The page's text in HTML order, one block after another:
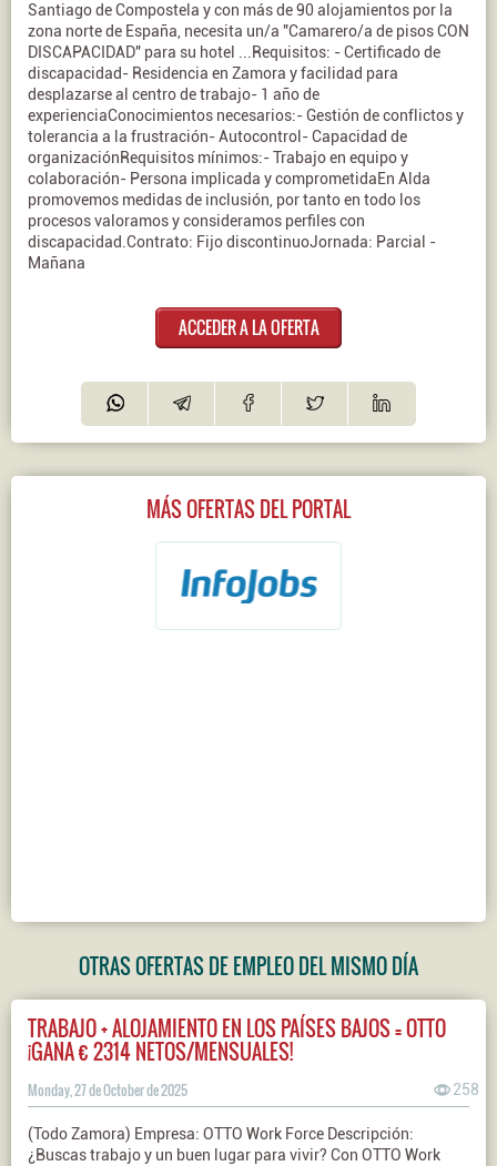
Santiago de Compostela y con más de 90 alojamientos por la
zona norte de España, necesita un/a "Camarero/a de pisos CON
DISCAPACIDAD" para su hotel ...Requisitos: - Certificado de
discapacidad- Residencia en Zamora y facilidad para
desplazarse al centro de trabajo- 1 año de
experienciaConocimientos necesarios:- Gestión de conflictos y
tolerancia a la frustración- Autocontrol- Capacidad de
organizaciónRequisitos mínimos:- Trabajo en equipo y
colaboración- Persona implicada y comprometidaEn Alda
promovemos medidas de inclusión, por tanto en todo los
procesos valoramos y consideramos perfiles con
discapacidad.Contrato: Fijo discontinuoJornada: Parcial -
Mañana
ACCEDER A LA OFERTA
MÁS OFERTAS DEL PORTAL
OTRAS OFERTAS DE EMPLEO DEL MISMO DÍA
TRABAJO + ALOJAMIENTO EN LOS PAÍSES BAJOS = OTTO
¡GANA € 2314 NETOS/MENSUALES!
Monday, 27 de October de 2025 258
(Todo Zamora) Empresa: OTTO Work Force Descripción:
¿Buscas trabajo y un buen lugar para vivir? Con OTTO Work